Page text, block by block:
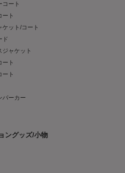
コート
ート
ケット/コート
ド
ジャケット
ート
ート
パーカー
ングッズ/小物